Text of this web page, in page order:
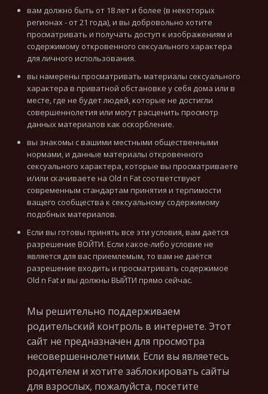
вам должно быть от 18 лет и более (в некоторых
регионах - от 21 года), и вы добровольно хотите
просматривать и получать доступ к изображениям и
содержимому откровенного сексуального характера
для личного использования.
вы намерены просматривать материалы сексуального
характера в приватной обстановке у себя дома или в
месте, где не будет людей, которые не достигли
совершеннолетия или могут расценить просмотр
данных материалов как оскорбление.
вы знакомы с вашими местными общественными
нормами, и данные материалы откровенного
сексуального характера, которые вы просматриваете
и/или скачиваете на Old n Fat соответствуют
современным стандартам принятия и терпимости
ващего сообщества к сексуальному содержимому
подобных материалов.
Если вы готовы принять все эти условия, вам даётся
разрешение ВОЙТИ. Если какое-либо условие не
является для вас приемлемым, то вам не даётся
разрешение входить и просматривать содержимое
Old n Fat и вы должны ВЫЙТИ прямо сейчас.
Мы решительно поддерживаем
родительский контроль в интернете. Этот
сайт не предназначен для просмотра
несовершеннолетними. Если вы являетесь
родителем и хотите заблокировать сайты
для взрослых, пожалуйста, посетите